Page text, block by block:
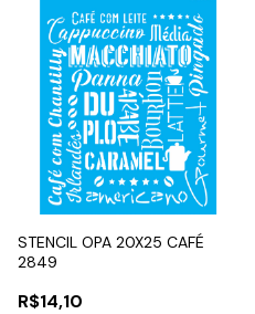
STENCIL OPA 20X25 CAFÉ
2849
R$14,10